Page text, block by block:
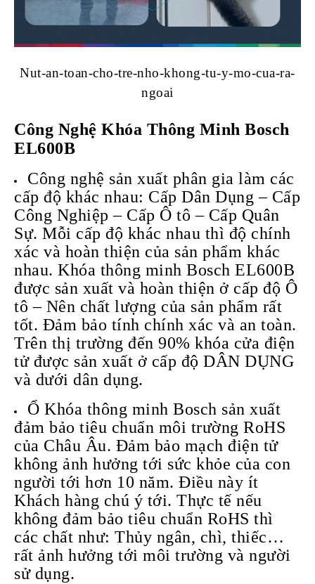
Nut-an-toan-cho-tre-nho-khong-tu-y-mo-cua-ra-
ngoai
Công Nghệ Khóa Thông Minh Bosch
EL600B
Công nghệ sản xuất phân gia làm các
cấp độ khác nhau: Cấp Dân Dụng – Cấp
Công Nghiệp – Cấp Ô tô – Cấp Quân
Sự. Mỗi cấp độ khác nhau thì độ chính
xác và hoàn thiện của sản phẩm khác
nhau. Khóa thông minh Bosch EL600B
được sản xuất và hoàn thiện ở cấp độ Ô
tô – Nên chất lượng của sản phẩm rất
tốt. Đảm bảo tính chính xác và an toàn.
Trên thị trường đến 90% khóa cửa điện
tử được sản xuất ở cấp độ DÂN DỤNG
và dưới dân dụng.
Ổ Khóa thông minh Bosch sản xuất
đảm bảo tiêu chuẩn môi trường RoHS
của Châu Âu. Đảm bảo mạch điện tử
không ảnh hưởng tới sức khỏe của con
người tới hơn 10 năm. Điều này ít
Khách hàng chú ý tới. Thực tế nếu
không đảm bảo tiêu chuẩn RoHS thì
các chất như: Thủy ngân, chì, thiếc…
rất ảnh hưởng tới môi trường và người
sử dụng.